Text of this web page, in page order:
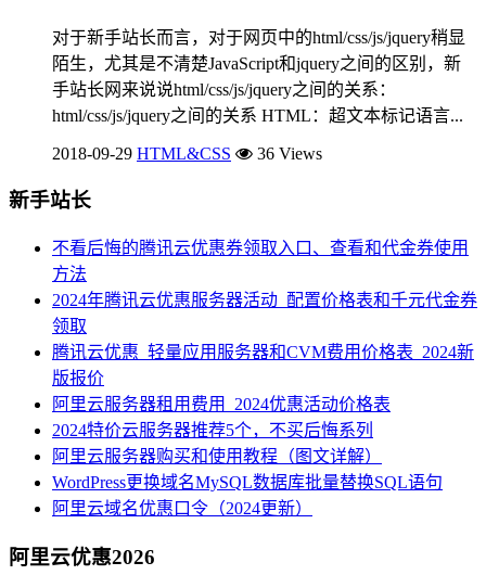
对于新手站长而言，对于网页中的html/css/js/jquery稍显
陌生，尤其是不清楚JavaScript和jquery之间的区别，新
手站长网来说说html/css/js/jquery之间的关系：
html/css/js/jquery之间的关系 HTML：超文本标记语言...
2018-09-29 HTML&CSS 36 Views
新手站长
不看后悔的腾讯云优惠券领取入口、查看和代金券使用
方法
2024年腾讯云优惠服务器活动_配置价格表和千元代金券
领取
腾讯云优惠_轻量应用服务器和CVM费用价格表_2024新
版报价
阿里云服务器租用费用_2024优惠活动价格表
2024特价云服务器推荐5个，不买后悔系列
阿里云服务器购买和使用教程（图文详解）
WordPress更换域名MySQL数据库批量替换SQL语句
阿里云域名优惠口令（2024更新）
阿里云优惠2026